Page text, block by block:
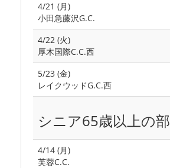
4/21 (月)
小田急藤沢G.C.
4/22 (火)
厚木国際C.C.西
5/23 (金)
レイクウッドG.C.西
シニア65歳以上の部
4/14 (月)
芙蓉C.C.